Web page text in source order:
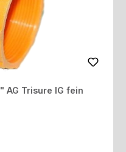
AG Trisure IG fein